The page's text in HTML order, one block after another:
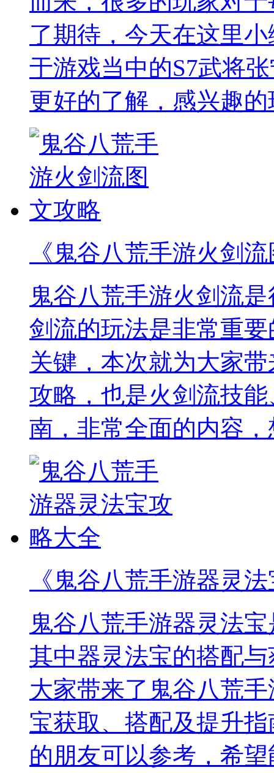
了期待，今天在这里
于游戏当中的S7武将
更好的了解，感兴趣
《鬼谷八荒手游火剑
鬼谷八荒手游火剑流
剑流的玩法是非常重
关键，本次就为大家
攻略，也是火剑流技
南，非常全面的内容
《鬼谷八荒手游器灵
鬼谷八荒手游器灵法
其中器灵法宝的搭配
大家带来了鬼谷八荒
宝获取、搭配及提升
的朋友可以参考，希